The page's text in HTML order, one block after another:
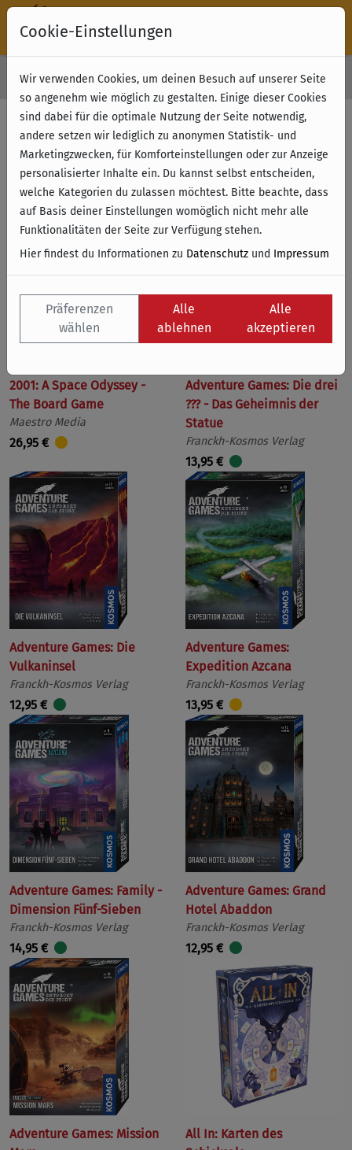
Kostenloser Versand & Retoure ab 49 € (innerhalb Deutschlands)
Filter anzeigen
Name
2001: A Space Odyssey -
The Board Game
Maestro Media
26,95 €
Adventure Games: Die drei
??? - Das Geheimnis der
Statue
Franckh-Kosmos Verlag
13,95 €
Adventure Games: Die
Vulkaninsel
Franckh-Kosmos Verlag
12,95 €
Adventure Games:
Expedition Azcana
Franckh-Kosmos Verlag
13,95 €
Adventure Games: Family -
Dimension Fünf-Sieben
Franckh-Kosmos Verlag
14,95 €
Adventure Games: Grand
Hotel Abaddon
Franckh-Kosmos Verlag
12,95 €
Adventure Games: Mission
All In: Karten des
Cookie-Einstellungen
Wir verwenden Cookies, um deinen Besuch auf unserer Seite
so angenehm wie möglich zu gestalten. Einige dieser Cookies
sind dabei für die optimale Nutzung der Seite notwendig,
andere setzen wir lediglich zu anonymen Statistik- und
Marketingzwecken, für Komforteinstellungen oder zur Anzeige
personalisierter Inhalte ein. Du kannst selbst entscheiden,
welche Kategorien du zulassen möchtest. Bitte beachte, dass
auf Basis deiner Einstellungen womöglich nicht mehr alle
Funktionalitäten der Seite zur Verfügung stehen.
Hier findest du Informationen zu Datenschutz und Impressum
Präferenzen
wählen
Alle
ablehnen
Alle
akzeptieren